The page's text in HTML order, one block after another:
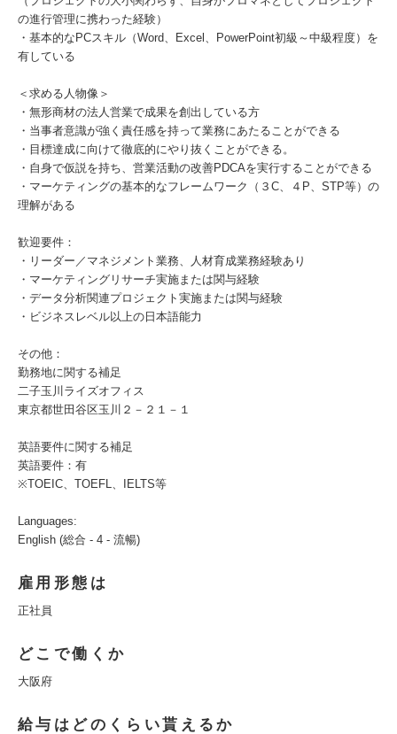
の進行管理に携わった経験）
・基本的なPCスキル（Word、Excel、PowerPoint初級～中級程度）を
有している
＜求める人物像＞
・無形商材の法人営業で成果を創出している方
・当事者意識が強く責任感を持って業務にあたることができる
・目標達成に向けて徹底的にやり抜くことができる。
・自身で仮説を持ち、営業活動の改善PDCAを実行することができる
・マーケティングの基本的なフレームワーク（３C、４P、STP等）の
理解がある
歓迎要件：
・リーダー／マネジメント業務、人材育成業務経験あり
・マーケティングリサーチ実施または関与経験
・データ分析関連プロジェクト実施または関与経験
・ビジネスレベル以上の日本語能力
その他：
勤務地に関する補足
二子玉川ライズオフィス
東京都世田谷区玉川２－２１－１
英語要件に関する補足
英語要件：有
※TOEIC、TOEFL、IELTS等
Languages:
English (総合 - 4 - 流暢)
雇用形態は
正社員
どこで働くか
大阪府
給与はどのくらい貰えるか